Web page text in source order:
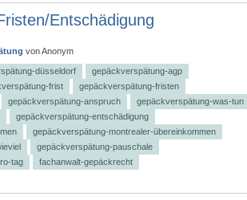
Entschädigung
vonAnonym
düsseldorf
gepäckverspätung-agp
frist
gepäckverspätung-fristen
gepäckverspätung-anspruch
gepäckverspätung-was-tun
gepäckverspätung-entschädigung
gepäckverspätung-montrealer-übereinkommen
gepäckverspätung-pauschale
tag
fachanwalt-gepäckrecht